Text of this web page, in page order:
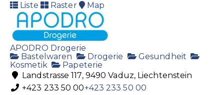
Liste
Raster Map
APODRO Drogerie
Bastelwaren
Drogerie
Gesundheit
Kosmetik
Papeterie
Landstrasse 117, 9490 Vaduz, Liechtenstein
+423 233 50 00+423 233 50 00